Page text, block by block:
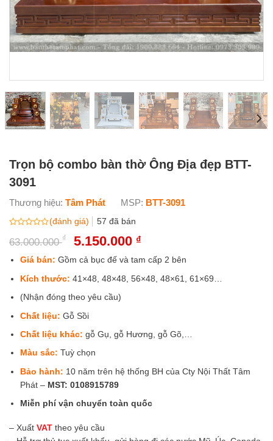
Trọn bộ combo bàn thờ Ông Địa đẹp BTT-
3091
Thương hiệu: Tâm Phát MSP: BTT-3091
xếp
(đánh giá) 57 đã bán
63.000.000₫
Giá
gốc
là:
5.150.000 ₫Giá
tại
5.150.000 ₫.
Giá bán:Gồm cả bục đế và tam cấp 2 bên
Kích thước: 41×48, 48×48, 56×48, 48×61, 61×69…
(Nhận đóng theo yêu cầu)
Chất liệu: Gỗ Sồi
Chất liệu khác: gỗ Gụ, gỗ Hương, gỗ Gõ,…
Màu sắc: Tuỳ chọn
Bảo hành: 10 năm trên hệ thống BH của Cty Nội Thất Tâm
Phát – MST: 0108915789
Miễn phí vận chuyển toàn quốc
– Xuất VAT theo yêu cầu